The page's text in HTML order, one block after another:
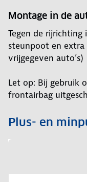
Montage in de
Tegen de
steunpoot en extra
vrijgegeven auto’s)
Let op: Bij gebruik
frontairbag
Plus- en